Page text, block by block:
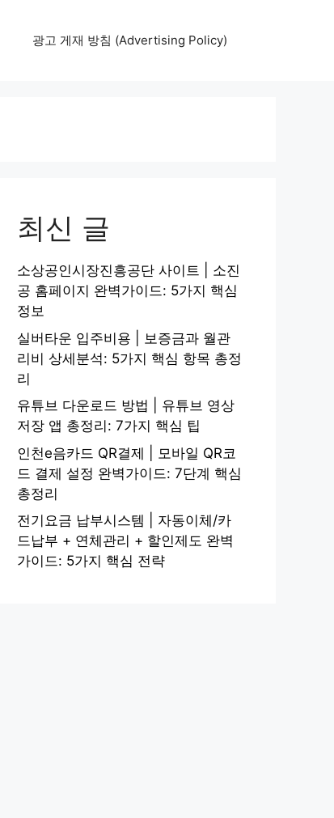
광고 게재 방침 (Advertising Policy)
최신 글
소상공인시장진흥공단 사이트 | 소진
공 홈페이지 완벽가이드: 5가지 핵심
정보
실버타운 입주비용 | 보증금과 월관
리비 상세분석: 5가지 핵심 항목 총정
리
유튜브 다운로드 방법 | 유튜브 영상
저장 앱 총정리: 7가지 핵심 팁
인천e음카드 QR결제 | 모바일 QR코
드 결제 설정 완벽가이드: 7단계 핵심
총정리
전기요금 납부시스템 | 자동이체/카
드납부 + 연체관리 + 할인제도 완벽
가이드: 5가지 핵심 전략